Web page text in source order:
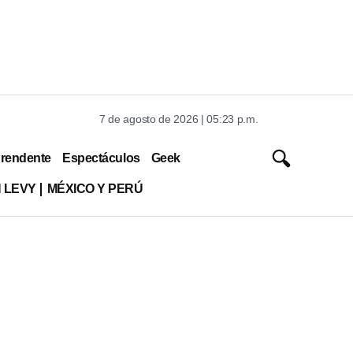
7 de agosto de 2026 | 05:23 p.m.
Espectáculos Geek
LEVY MÉXICO Y PERÚ